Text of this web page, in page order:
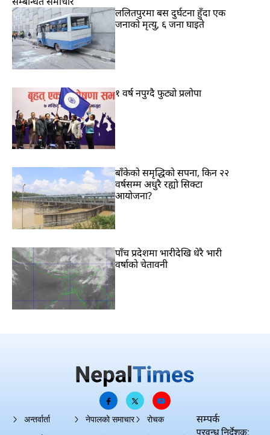
ललितपुरमा बस दुर्घटना हुँदा एक
जनाको मृत्यु, ६ जना घाइते
१ वर्ष नपुग्दै फुट्यो प्रलोपा
बाँकेको समृद्धिको सपना, किन २२
वर्षसम्म अधुरै रह्यो सिक्टा
आयोजना?
पाँच प्रदेशमा भारीदेखि धेरै भारी
वर्षाको चेतावनी
अन्तर्वार्ता
नेपालको समाचार
रोचक
सम्पर्क
प्रवन्ध निर्देशक: